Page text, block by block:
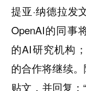
提亚·纳德拉发
OpenAI的同事
的AI研究机构
的合作将继续
贴文，并回复：